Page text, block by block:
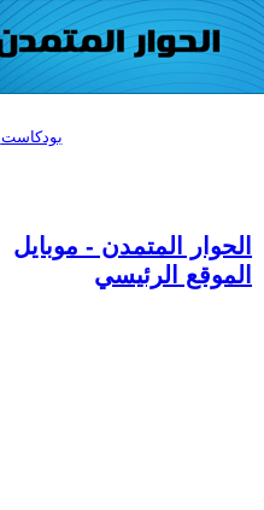
بودكاست
الحوار المتمدن - موبايل
الموقع الرئيسي